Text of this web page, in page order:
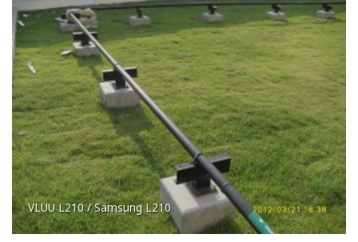
VLUU L210 / Samsung L210